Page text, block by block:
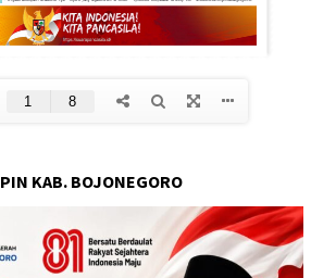
KAB. BOJONEGORO